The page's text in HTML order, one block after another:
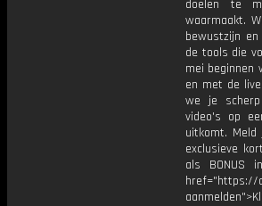
doelen te
waarmaakt.
bewustzijn
de tools die
mei beginnen
en met de
we je
video's op
uitkomt.
exclusieve
als BONUS
href="https://